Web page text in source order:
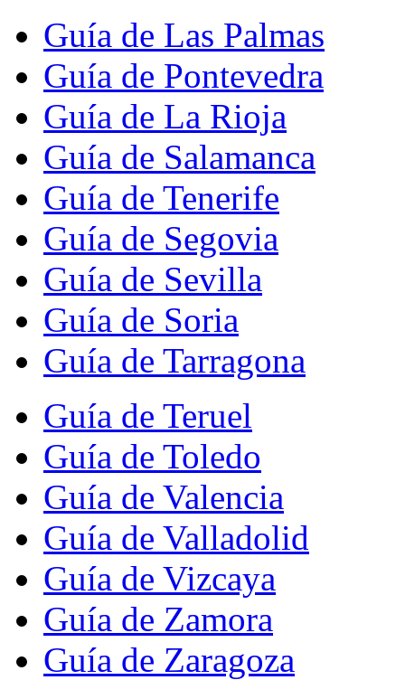
Guía de Las Palmas
Guía de Pontevedra
Guía de La Rioja
Guía de Salamanca
Guía de Tenerife
Guía de Segovia
Guía de Sevilla
Guía de Soria
Guía de Tarragona
Guía de Teruel
Guía de Toledo
Guía de Valencia
Guía de Valladolid
Guía de Vizcaya
Guía de Zamora
Guía de Zaragoza